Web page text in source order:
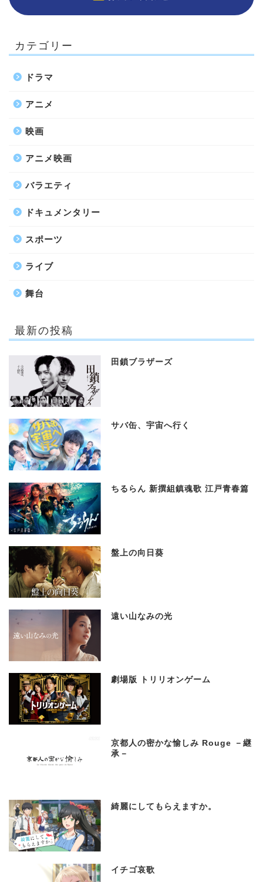
カテゴリー
ドラマ
アニメ
映画
アニメ映画
バラエティ
ドキュメンタリー
スポーツ
ライブ
舞台
最新の投稿
田鎖ブラザーズ
サバ缶、宇宙へ行く
ちるらん 新撰組鎮魂歌 江戸青春篇
盤上の向日葵
遠い山なみの光
劇場版 トリリオンゲーム
京都人の密かな愉しみ Rouge －継
承－
綺麗にしてもらえますか。
イチゴ哀歌